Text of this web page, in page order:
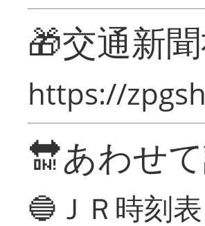
🎁交通新
https://
🔛あわせ
🔵ＪＲ時刻表